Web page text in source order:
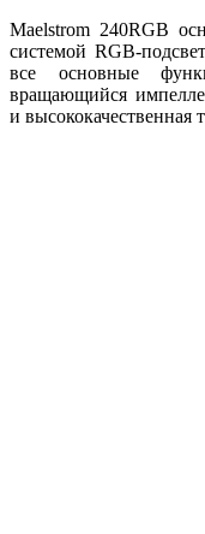
Maelstrom 240RGB
системой RGB-
все основные
вращающийся
и высококачественная